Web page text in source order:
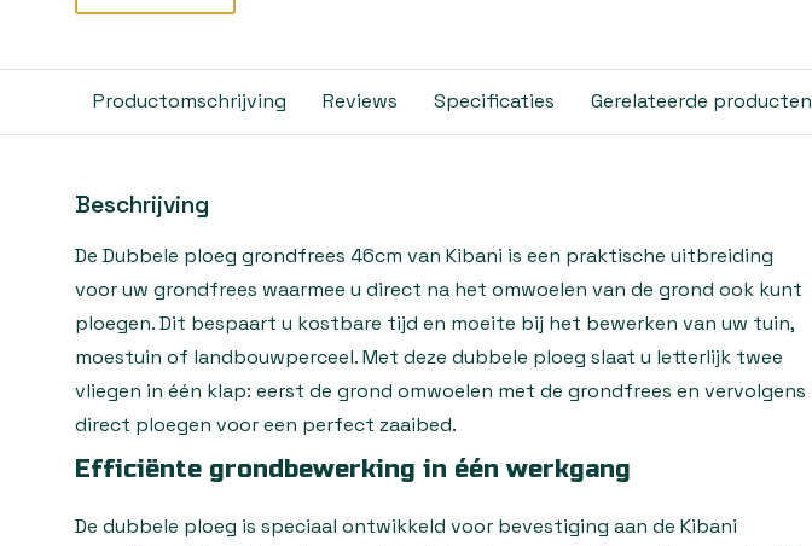
Productomschrijving Reviews Specificaties Gerelateerde producten
Beschrijving
De Dubbele ploeg grondfrees 46cm van Kibani is een praktische uitbreiding
voor uw grondfrees waarmee u direct na het omwoelen van de grond ook kunt
ploegen. Dit bespaart u kostbare tijd en moeite bij het bewerken van uw tuin,
moestuin of landbouwperceel. Met deze dubbele ploeg slaat u letterlijk twee
vliegen in één klap: eerst de grond omwoelen met de grondfrees en vervolgens
direct ploegen voor een perfect zaaibed.
Efficiënte grondbewerking in één werkgang
De dubbele ploeg is speciaal ontwikkeld voor bevestiging aan de Kibani